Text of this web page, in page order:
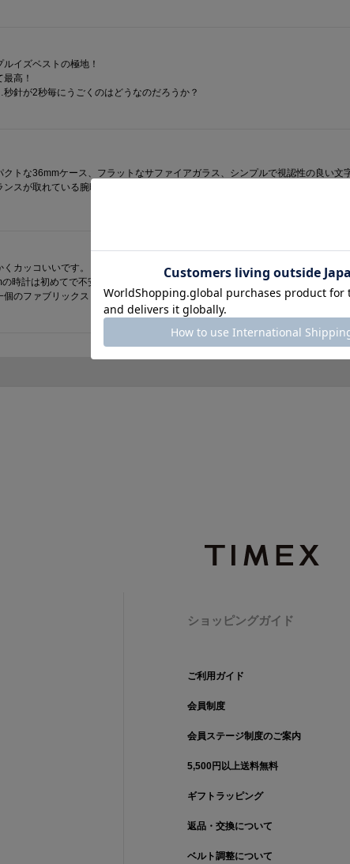
ルイズベストの極地！
高！
針が2秒毎にうごくのはどうなのだろうか？
クトな36mmケース、フラットなサファイアガラス、シンプルで視認性の良い
ンスが取れている腕時計だと思います。長く使って行けそうです。
くカッコいいです。
時計は初めてで不安だったのですが、シンプルなデザインとマッチしてグッド
ショッピングガイド
ご利用ガイド
会員制度
会員ステージ制度のご案内
5,500円以上送料無料
ギフトラッピング
返品・交換について
ベルト調整について